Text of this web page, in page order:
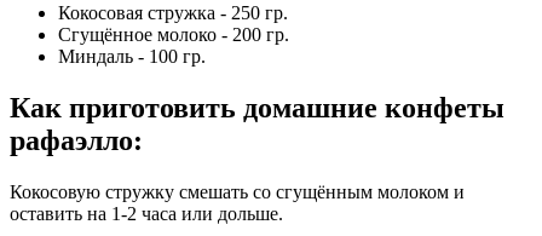
Кокосовая стружка - 250 гр.
Сгущённое молоко - 200 гр.
Миндаль - 100 гр.
Как приготовить домашние конфеты
рафаэлло:
Кокосовую стружку смешать со сгущённым молоком и
оставить на 1-2 часа или дольше.